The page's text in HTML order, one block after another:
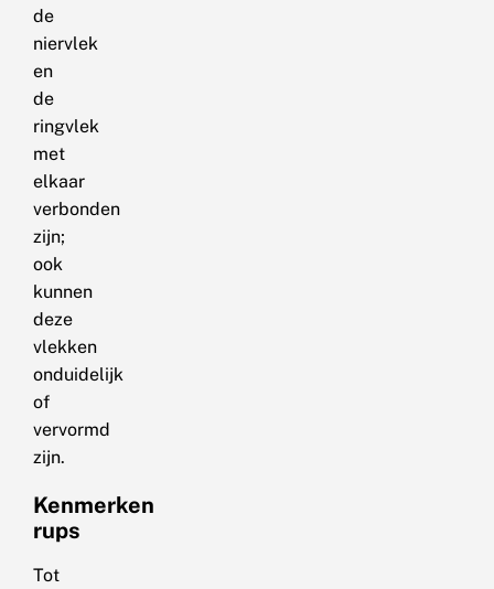
de
niervlek
en
de
ringvlek
met
elkaar
verbonden
zijn;
ook
kunnen
deze
vlekken
onduidelijk
of
vervormd
zijn.
Kenmerken
rups
Tot